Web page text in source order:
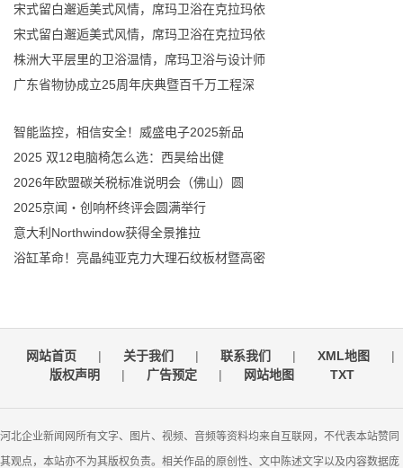
宋式留白邂逅美式风情，席玛卫浴在克拉玛依
宋式留白邂逅美式风情，席玛卫浴在克拉玛依
株洲大平层里的卫浴温情，席玛卫浴与设计师
广东省物协成立25周年庆典暨百千万工程深
智能监控，相信安全！威盛电子2025新品
2025 双12电脑椅怎么选：西昊给出健
2026年欧盟碳关税标准说明会（佛山）圆
2025京闻・创响杯终评会圆满举行
意大利Northwindow获得全景推拉
浴缸革命！亮晶纯亚克力大理石纹板材暨高密
网站首页 | 关于我们 | 联系我们 | XML地图
|
版权声明
| 广告预定 | 网站地图 TXT
河北企业新闻网所有文字、图片、视频、音频等资料均来自互联网，不代表本站赞同
其观点，本站亦不为其版权负责。相关作品的原创性、文中陈述文字以及内容数据庞